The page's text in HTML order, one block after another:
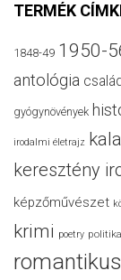
TERMÉK
1848-49 1950-
antológia
gyógynövények
irodalmi életrajz
keresztény
képzőművészet
krimi poetry
romantikus